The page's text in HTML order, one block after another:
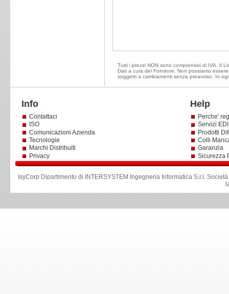
Tutti i prezzi NON sono comprensivi di IVA. Il
Dati a cura del Fornitore. Non possiamo
soggetti a cambiamenti senza preavviso. In
Info Help
Contattaci
ISO
Comunicazioni Azienda
Tecnologie
Marchi Distribuiti
Privacy
Perche'
Servizi
Prodotti
Colli
Garanzia
Sicurezza
IsyCorp Dipartimento di INTERSYSTEM Ingegneria Informatica S.r.l .